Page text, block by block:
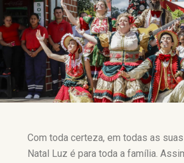
Com toda certeza, em todas as
Natal Luz é para toda a família.